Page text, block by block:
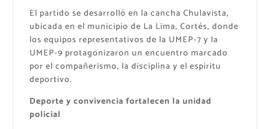
El partido se desarrolló en la cancha Chulavista,
ubicada en el municipio de La Lima, Cortés, donde
los equipos representativos de la UMEP-7 y la
UMEP-9 protagonizaron un encuentro marcado
por el compañerismo, la disciplina y el espíritu
deportivo.
Deporte y convivencia fortalecen la unidad
policial